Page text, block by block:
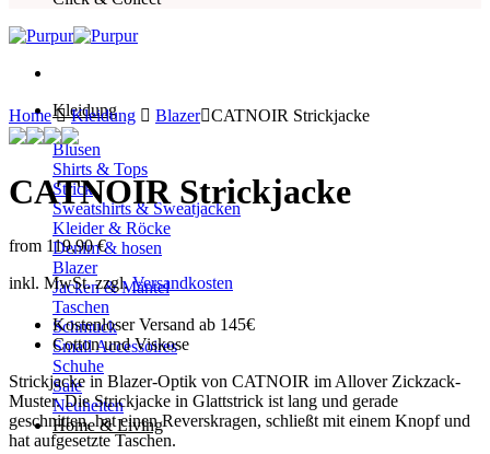
Kleidung
Blusen
Shirts & Tops
Strick
Sweatshirts & Sweatjacken
Kleider & Röcke
Denim & hosen
Blazer
Jacken & Mäntel
Taschen
Schmuck
Small Accessoires
Schuhe
Sale
Neuheiten
Home & Living
Home Kleidung Blazer CATNOIR Strickjacke
CATNOIR Strickjacke
from 119,90€
inkl. MwSt. zzgl.Versandkosten
Kostenloser Versand ab 145€
Cotton und Viskose
Strickjacke in Blazer-Optik von CATNOIR im Allover Zickzack-
Muster. Die Strickjacke in Glattstrick ist lang und gerade
geschnitten, hat einen Reverskragen, schließt mit einem Knopf und
hat aufgesetzte Taschen.